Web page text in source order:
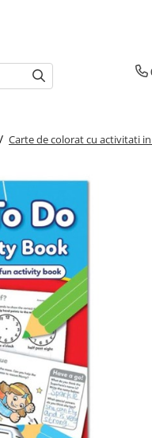
Carte de colorat cu activitati